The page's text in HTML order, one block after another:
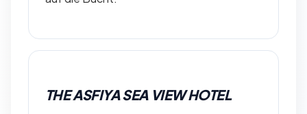
THE ASFIYA SEA VIEW HOTEL